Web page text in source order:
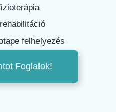
felhelyezés
Foglalok!